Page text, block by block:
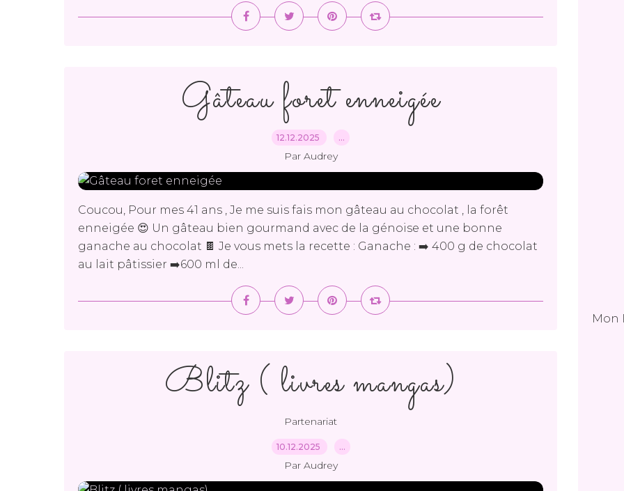
Gâteau foret enneigée
12.12.2025 …
Par Audrey
Coucou, Pour mes 41 ans , Je me suis fais mon gâteau au chocolat , la forêt
enneigée 😍 Un gâteau bien gourmand avec de la génoise et une bonne
ganache au chocolat 🍫 Je vous mets la recette : Ganache : ➡️ 400 g de chocolat
au lait pâtissier ➡️600 ml de...
Blitz ( livres mangas)
Partenariat
10.12.2025 …
Par Audrey
Mon